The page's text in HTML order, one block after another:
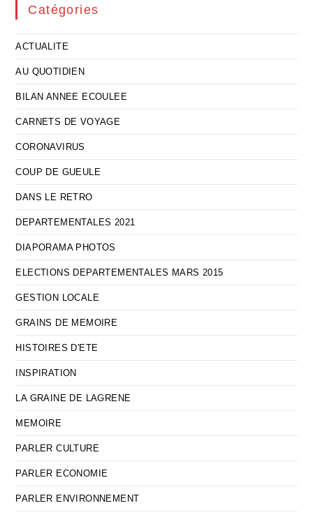
Catégories
ACTUALITE
AU QUOTIDIEN
BILAN ANNEE ECOULEE
CARNETS DE VOYAGE
CORONAVIRUS
COUP DE GUEULE
DANS LE RETRO
DEPARTEMENTALES 2021
DIAPORAMA PHOTOS
ELECTIONS DEPARTEMENTALES MARS 2015
GESTION LOCALE
GRAINS DE MEMOIRE
HISTOIRES D'ETE
INSPIRATION
LA GRAINE DE LAGRENE
MEMOIRE
PARLER CULTURE
PARLER ECONOMIE
PARLER ENVIRONNEMENT